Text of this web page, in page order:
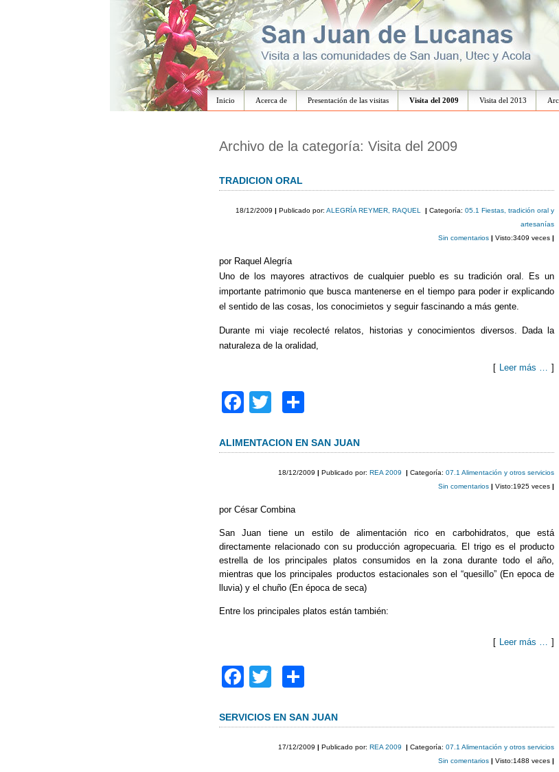
Ir
Inicio Acerca de Presentación de las visitas Visita del 2009 Visita del 2013
Archivo de la categoría: Visita del 2009
TRADICION ORAL
18/12/2009 | Publicado por:ALEGRÍA REYMER, RAQUEL |Categoría:05.1 Fiestas, tradición oral y
artesanías
Sin comentarios| Visto:3409 veces|
por Raquel Alegría
Uno de los mayores atractivos de cualquier pueblo es su tradición oral. Es un
importante patrimonio que busca mantenerse en el tiempo para poder ir explicando
el sentido de las cosas, los conocimietos y seguir fascinando a más gente.
Durante mi viaje recolecté relatos, historias y conocimientos diversos. Dada la
naturaleza de la oralidad,
[ Leer más … ]
F
c
o
o
k
tt
er
m
p
ALIMENTACION EN SAN JUAN
18/12/2009 | Publicado por:REA 2009 |Categoría:07.1 Alimentación y otros servicios
Sin comentarios| Visto:1925 veces|
por César Combina
San Juan tiene un estilo de alimentación rico en carbohidratos, que está
directamente relacionado con su producción agropecuaria. El trigo es el producto
estrella de los principales platos consumidos en la zona durante todo el año,
mientras que los principales productos estacionales son el “quesillo” (En epoca de
lluvia) y el chuño (En época de seca)
Entre los principales platos están también:
[ Leer más … ]
F
c
tt
er
m
p
SERVICIOS EN SAN JUAN
17/12/2009 | Publicado por:REA 2009 |Categoría:07.1 Alimentación y otros servicios
Sin comentarios| Visto:1488 veces|